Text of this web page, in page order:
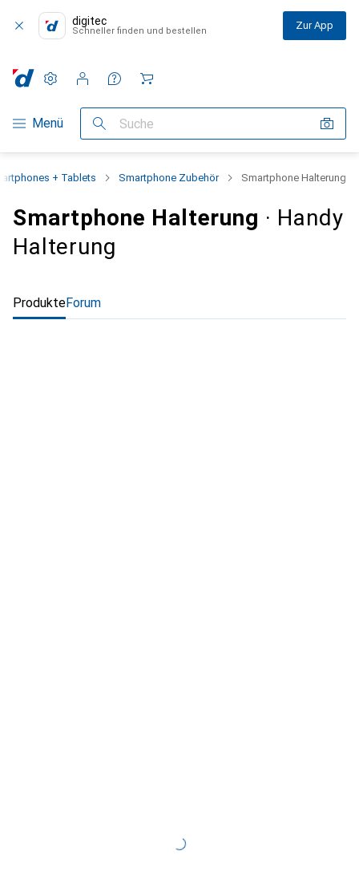
digitec
Schneller finden und bestellen Zur App
Navigation nach Kategorien
Menü Suche
Einstellungen
Kundenkonto
Vergleichslisten
Merklisten
Warenkorb
+ Tablets Smartphone Zubehör Smartphone Halterung
Smartphone Halterung · Handy
Halterung
ProdukteForum